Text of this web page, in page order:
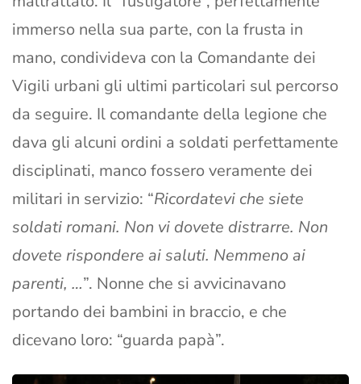
immerso nella sua parte, con la frusta in
mano, condivideva con la Comandante dei
Vigili urbani gli ultimi particolari sul percorso
da seguire. Il comandante della legione che
dava gli alcuni ordini a soldati perfettamente
disciplinati, manco fossero veramente dei
militari in servizio: “Ricordatevi che siete
soldati romani. Non vi dovete distrarre. Non
dovete rispondere ai saluti. Nemmeno ai
parenti, …”. Nonne che si avvicinavano
portando dei bambini in braccio, e che
dicevano loro: “guarda papà”.